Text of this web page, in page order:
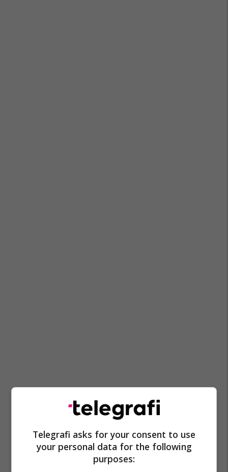
Telegrafi asks for your consent to use
your personal data for the following
purposes: